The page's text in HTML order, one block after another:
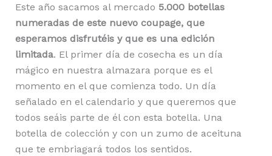
Este año sacamos al mercado 5.000 botellas
numeradas de este nuevo coupage, que
esperamos disfrutéis y que es una edición
limitada. El primer día de cosecha es un día
mágico en nuestra almazara porque es el
momento en el que comienza todo. Un día
señalado en el calendario y que queremos que
todos seáis parte de él con esta botella. Una
botella de colección y con un zumo de aceituna
que te embriagará todos los sentidos.